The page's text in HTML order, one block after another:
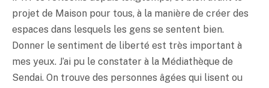
projet de Maison pour tous, à la manière de créer des
espaces dans lesquels les gens se sentent bien.
Donner le sentiment de liberté est très important à
mes yeux. J’ai pu le constater à la Médiathèque de
Sendai. On trouve des personnes âgées qui lisent ou